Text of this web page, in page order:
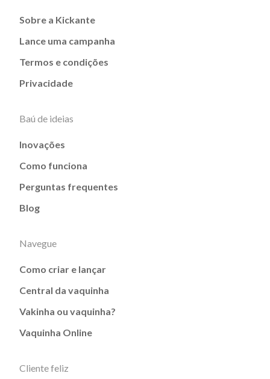
Sobre a Kickante
Lance uma campanha
Termos e condições
Privacidade
Baú de ideias
Inovações
Como funciona
Perguntas frequentes
Blog
Navegue
Como criar e lançar
Central da vaquinha
Vakinha ou vaquinha?
Vaquinha Online
Cliente feliz